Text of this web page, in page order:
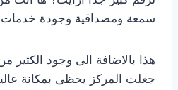
سمعة ومصداقية وجودة خدمات
هذا بالاضافة الى وجود الكثير
جعلت المركز يحظى بمكانة